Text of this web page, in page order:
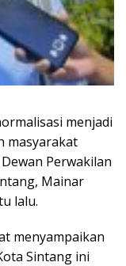
menjadi
masyarakat
Perwakilan
Mainar
lalu.
menyampaikan
Sintang ini